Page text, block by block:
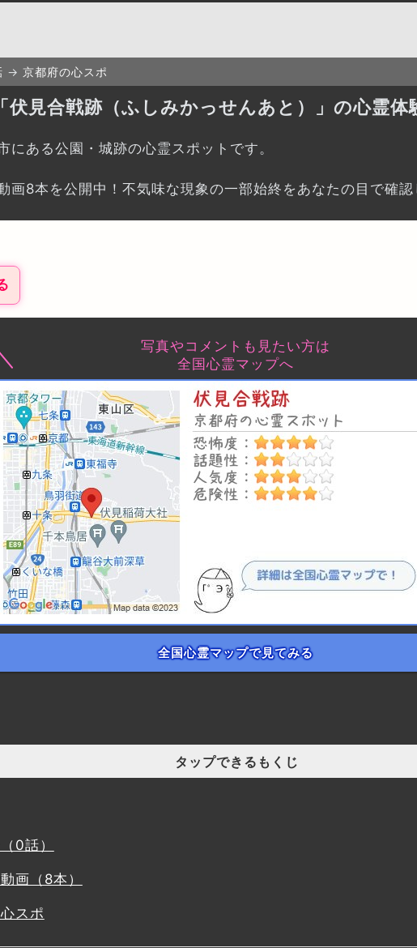
京都府の心スポ
伏見合戦跡（ふしみかっせんあと）」の心霊体
にある公園・城跡の心霊スポットです。
画8本を公開中！不気味な現象の一部始終をあなたの目で確
写真やコメントも見たい方は
全国心霊マップへ
全国心霊マップで見てみる
タップできるもくじ
0話）
画（8本）
スポ